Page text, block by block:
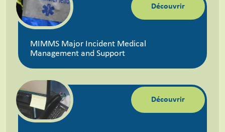
MIMMS Major Incident Medical
Management and Support
Découvrir
Découvrir